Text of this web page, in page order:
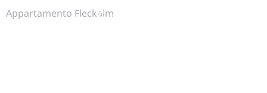
+43 (0)5352 62905
Appartamento Fleckalm